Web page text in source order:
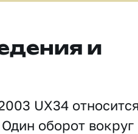
и
UX34
оборот вокруг